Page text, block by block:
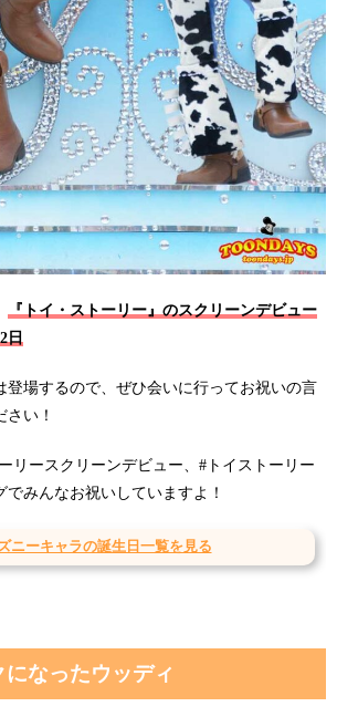
『トイ・ストーリー』のスクリーンデビュー
日
登場するので、ぜひ会いに行ってお祝いの言
い！
リースクリーンデビュー、#トイストーリー
みんなお祝いしていますよ！
ニーキャラの誕生日一覧を見る
なったウッディ